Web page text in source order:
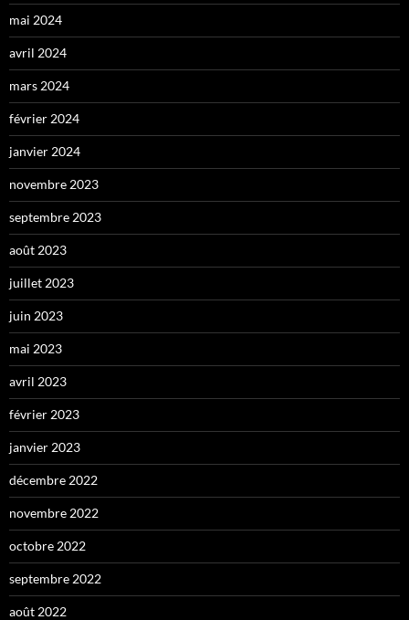
mai 2024
avril 2024
mars 2024
février 2024
janvier 2024
novembre 2023
septembre 2023
août 2023
juillet 2023
juin 2023
mai 2023
avril 2023
février 2023
janvier 2023
décembre 2022
novembre 2022
octobre 2022
septembre 2022
août 2022